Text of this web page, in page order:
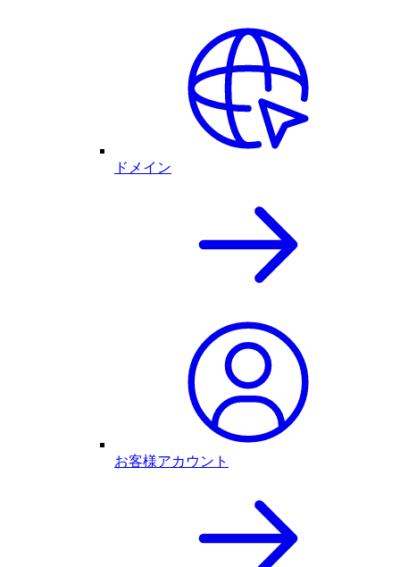
ドメイン
お客様アカウント